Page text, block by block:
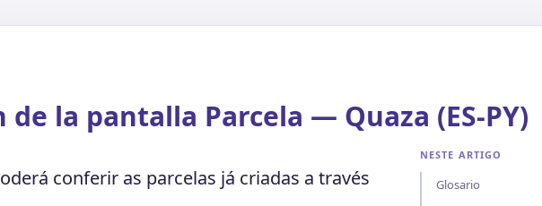
de la pantalla Parcela — Quaza (ES-PY)
conferir as parcelas já criadas a través
NESTE ARTIGO
Glosario